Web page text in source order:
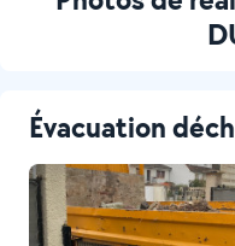
Évacuation